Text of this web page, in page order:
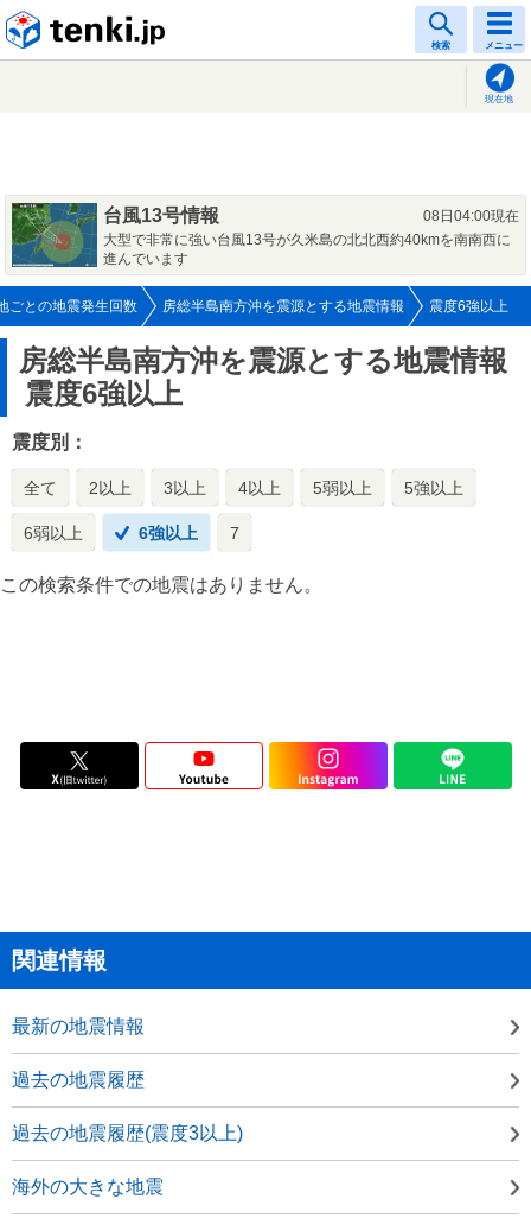
検索 メニュー
現在地
台風13号情報
08日04:00現在
大型で非常に強い台風13号が久米島の北北西約40kmを南南西に
進んでいます
ごとの地震発生回数 房総半島南方沖を震源とする地震情報 震度6強以上
房総半島南方沖を震源とする地震情報
震度6強以上
震度別：
全て 2以上 3以上 4以上 5弱以上 5強以上
6弱以上 6強以上 7
この検索条件での地震はありません。
関連情報
最新の地震情報
過去の地震履歴
過去の地震履歴(震度3以上)
海外の大きな地震